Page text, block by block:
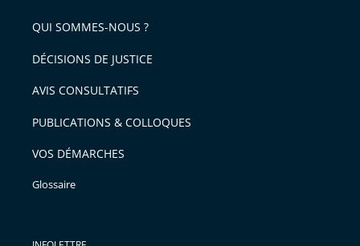
QUI SOMMES-NOUS ?
DÉCISIONS DE JUSTICE
AVIS CONSULTATIFS
PUBLICATIONS & COLLOQUES
VOS DÉMARCHES
Glossaire